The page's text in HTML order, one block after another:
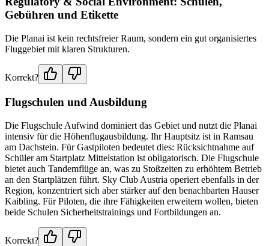
Gebühren und Etikette
Die Planai ist kein rechtsfreier Raum, sondern ein gut organisiertes
Fluggebiet mit klaren Strukturen.
Korrekt?
Flugschulen und Ausbildung
Die Flugschule Aufwind dominiert das Gebiet und nutzt die Planai
intensiv für die Höhenflugausbildung. Ihr Hauptsitz ist in Ramsau
am Dachstein. Für Gastpiloten bedeutet dies: Rücksichtnahme auf
Schüler am Startplatz Mittelstation ist obligatorisch. Die Flugschule
bietet auch Tandemflüge an, was zu Stoßzeiten zu erhöhtem Betrieb
an den Startplätzen führt. Sky Club Austria operiert ebenfalls in der
Region, konzentriert sich aber stärker auf den benachbarten Hauser
Kaibling. Für Piloten, die ihre Fähigkeiten erweitern wollen, bieten
beide Schulen Sicherheitstrainings und Fortbildungen an.
Korrekt?